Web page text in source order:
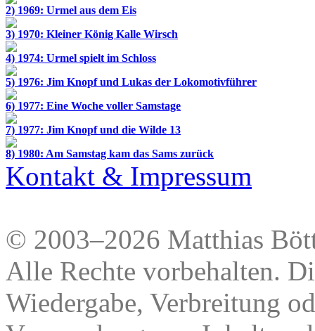
2) 1969: Urmel aus dem Eis
3) 1970: Kleiner König Kalle Wirsch
4) 1974: Urmel spielt im Schloss
5) 1976: Jim Knopf und Lukas der Lokomotivführer
6) 1977: Eine Woche voller Samstage
7) 1977: Jim Knopf und die Wilde 13
8) 1980: Am Samstag kam das Sams zurück
Kontakt & Impressum
© 2003–2026 Matthias
Alle Rechte vorbehalten.
Wiedergabe, Verbreitung